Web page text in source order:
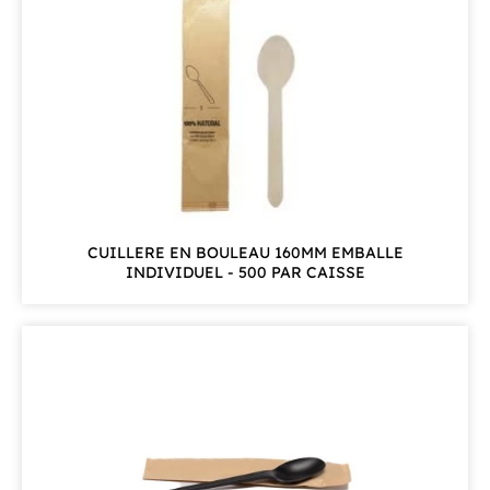
CUILLERE EN BOULEAU 160MM EMBALLE
INDIVIDUEL - 500 PAR CAISSE